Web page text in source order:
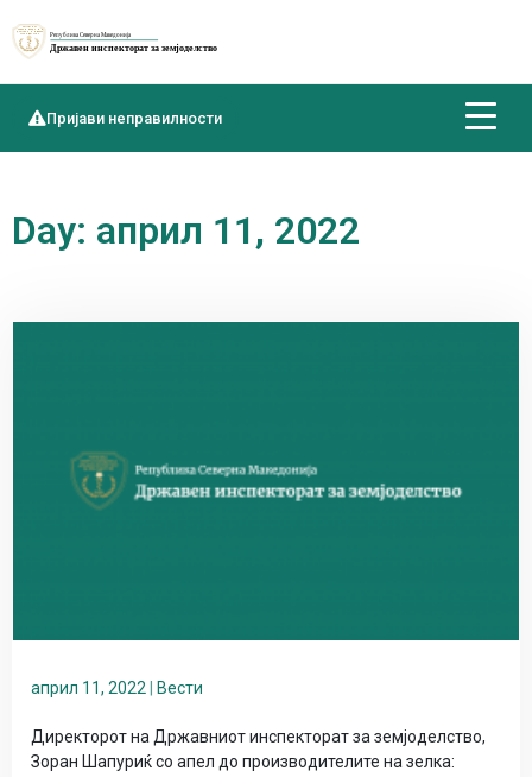
Пријави неправилности
Day: април 11, 2022
април 11, 2022 Вести
Директорот на Државниот инспекторат за земјоделство,
Зоран Шапуриќ со апел до производителите на зелка: